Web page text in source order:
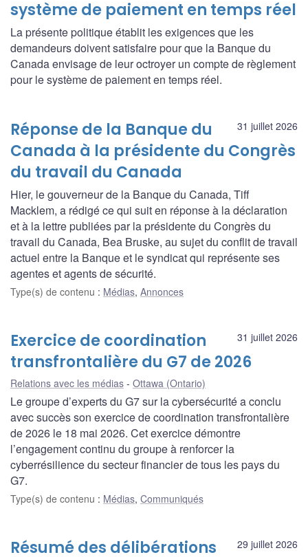
système de paiement en temps réel
La présente politique établit les exigences que les
demandeurs doivent satisfaire pour que la Banque du
Canada envisage de leur octroyer un compte de règlement
pour le système de paiement en temps réel.
31 juillet 2026
Réponse de la Banque du
Canada à la présidente du Congrès
du travail du Canada
Hier, le gouverneur de la Banque du Canada, Tiff
Macklem, a rédigé ce qui suit en réponse à la déclaration
et à la lettre publiées par la présidente du Congrès du
travail du Canada, Bea Bruske, au sujet du conflit de travail
actuel entre la Banque et le syndicat qui représente ses
agentes et agents de sécurité.
Type(s) de contenu : Médias, Annonces
31 juillet 2026
Exercice de coordination
transfrontalière du G7 de 2026
Relations avec les médias Ottawa (Ontario)
Le groupe d’experts du G7 sur la cybersécurité a conclu
avec succès son exercice de coordination transfrontalière
de 2026 le 18 mai 2026. Cet exercice démontre
l’engagement continu du groupe à renforcer la
cyberrésilience du secteur financier de tous les pays du
G7.
Type(s) de contenu : Médias, Communiqués
29 juillet 2026
Résumé des délibérations